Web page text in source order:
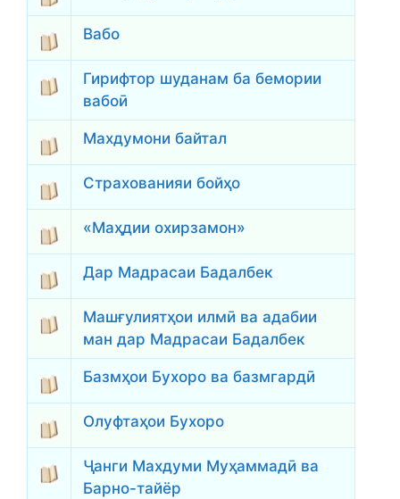
Вабо
Гирифтор шуданам ба бемории
вабоӣ
Махдумони байтал
Страхованияи бойҳо
«Маҳдии охирзамон»
Дар Мадрасаи Бадалбек
Машғулиятҳои илмӣ ва адабии
ман дар Мадрасаи Бадалбек
Базмҳои Бухоро ва базмгардӣ
Олуфтаҳои Бухоро
Ҷанги Махдуми Муҳаммадӣ ва
Барно-тайёр